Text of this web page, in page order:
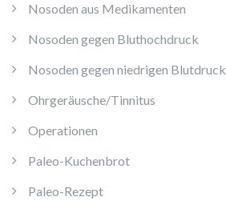
Nosoden aus Medikamenten
Nosoden gegen Bluthochdruck
Nosoden gegen niedrigen Blutdruck
Ohrgeräusche/Tinnitus
Operationen
Paleo-Kuchenbrot
Paleo-Rezept